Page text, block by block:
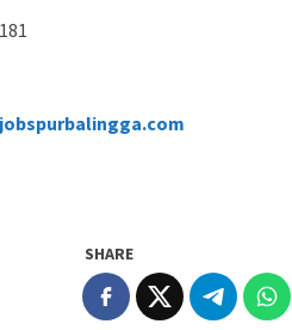
jobspurbalingga.com
SHARE